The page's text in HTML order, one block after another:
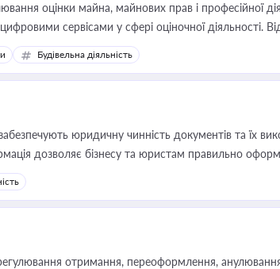
оцінки майна, майнових прав і професійної
сервісами у сфері оціночної діяльності.
бізнесу, керівника, юриста або бухгалтера під
угод і перевірки статусу суб'єктів
Будівельна діяльність
юридичну чинність документів та їх
дозволяє бізнесу та юристам правильно
прийняття органами влади та контрагентами
отримання, переоформлення, анулювання